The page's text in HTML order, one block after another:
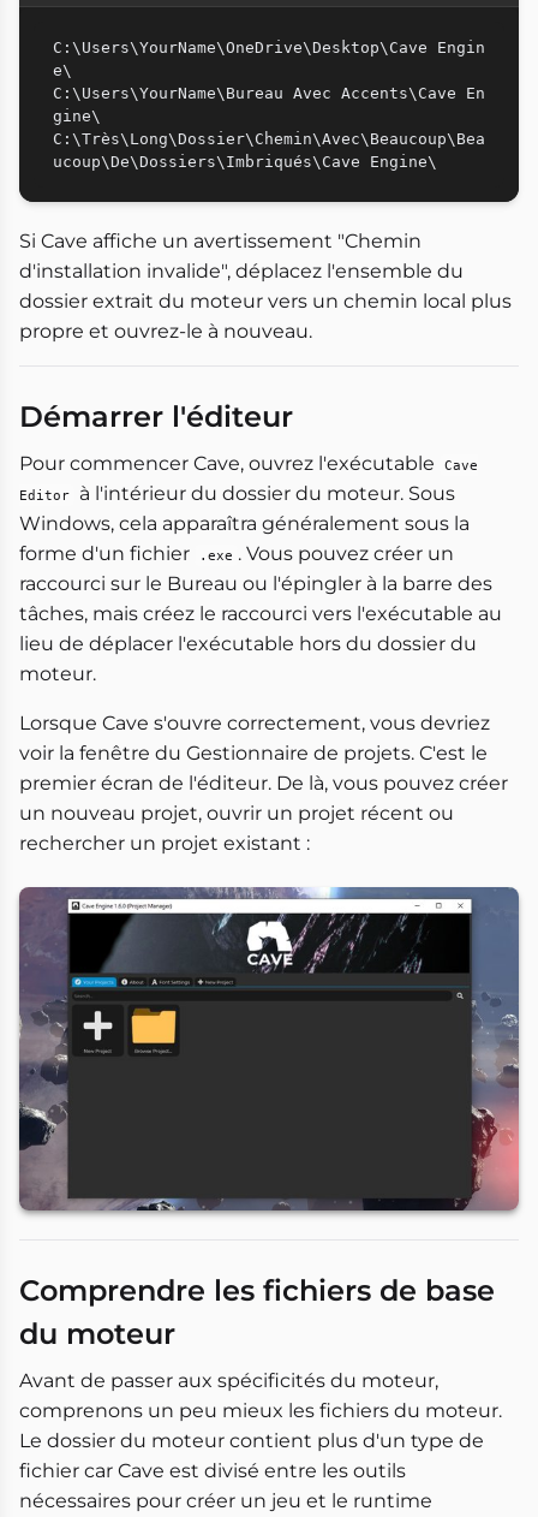
C:\Users\YourName\OneDrive\Desktop\Cave Engin
e\
C:\Users\YourName\Bureau Avec Accents\Cave En
gine\
C:\Très\Long\Dossier\Chemin\Avec\Beaucoup\Bea
Si Cave affiche un avertissement "Chemin
d'installation invalide", déplacez l'ensemble du
dossier extrait du moteur vers un chemin local plus
propre et ouvrez-le à nouveau.
Démarrer l'éditeur
Pour commencer Cave, ouvrez l'exécutable
Cave
Editor
à l'intérieur du dossier du moteur. Sous
Windows, cela apparaîtra généralement sous la
forme d'un fichier
.exe . Vous pouvez créer un
raccourci sur le Bureau ou l'épingler à la barre des
tâches, mais créez le raccourci vers l'exécutable au
lieu de déplacer l'exécutable hors du dossier du
moteur.
Lorsque Cave s'ouvre correctement, vous devriez
voir la fenêtre du Gestionnaire de projets. C'est le
premier écran de l'éditeur. De là, vous pouvez créer
un nouveau projet, ouvrir un projet récent ou
rechercher un projet existant :
Comprendre les fichiers de base
du moteur
Avant de passer aux spécificités du moteur,
comprenons un peu mieux les fichiers du moteur.
Le dossier du moteur contient plus d'un type de
fichier car Cave est divisé entre les outils
nécessaires pour créer un jeu et le runtime